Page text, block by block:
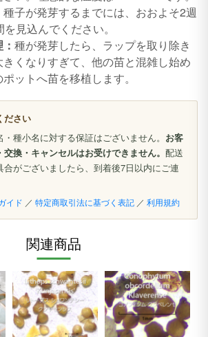
種子が発芽するまでには、おおよそ2週
見込んでください。
種が発芽したら、ラップを取り除き
きくなりすぎて、他の苗と混雑し始め
ットへ苗を移植します。
ださい
種小名に対する保証はございません。 お客
換・キャンセルはお受けできません。 配送
合がございましたら、到着後7日以内にご連
イド ／ 特定商取引法に基づく表記 ／ 利用規約
関連商品